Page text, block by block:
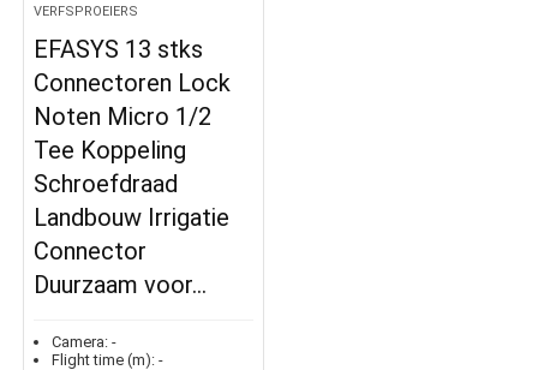
VERFSPROEIERS
EFASYS 13 stks
Connectoren Lock
Noten Micro 1/2
Tee Koppeling
Schroefdraad
Landbouw Irrigatie
Connector
Duurzaam voor…
Camera: -
Flight time (m): -